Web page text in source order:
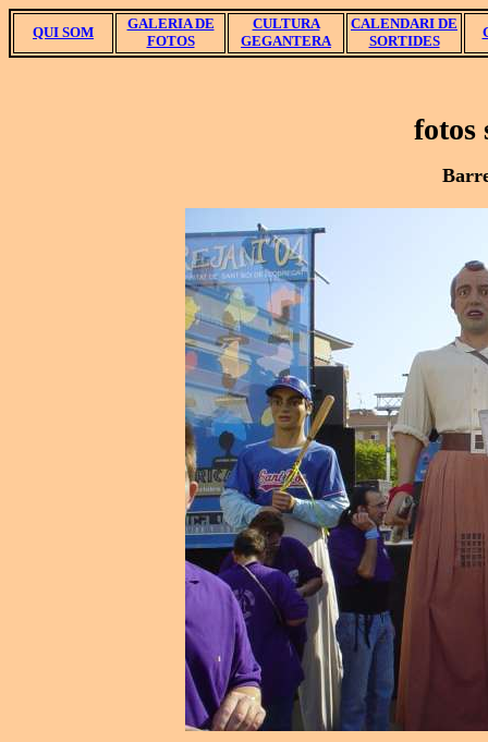
QUI SOM
GALERIA DE
FOTOS
CULTURA
GEGANTERA
CALENDARI DE
SORTIDES
fotos